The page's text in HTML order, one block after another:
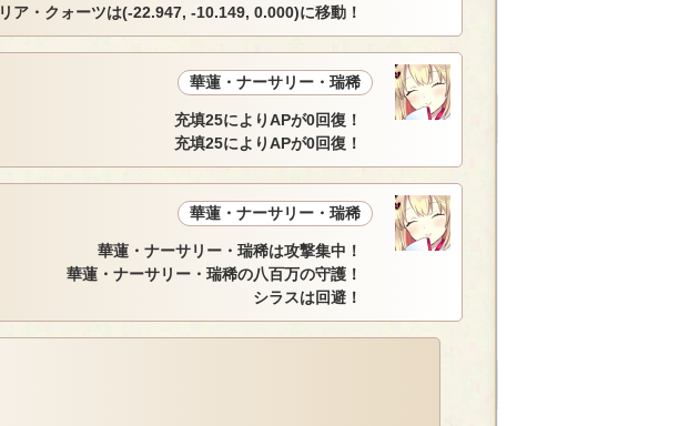
リア・クォーツは(-22.947, -10.149, 0.000)に移動！
華蓮・ナーサリー・瑞稀
充填25によりAPが0回復！
充填25によりAPが0回復！
華蓮・ナーサリー・瑞稀
華蓮・ナーサリー・瑞稀は攻撃集中！
華蓮・ナーサリー・瑞稀の八百万の守護！
シラスは回避！